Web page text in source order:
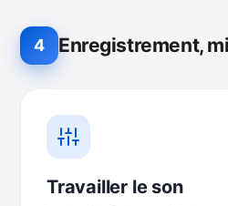
4 Enregistrement,
Travailler le son